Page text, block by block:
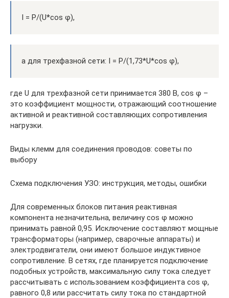
I = P/(U*cos φ),
а для трехфазной сети: I = P/(1,73*U*cos φ),
где U для трехфазной сети принимается 380 В, cos φ –
это коэффициент мощности, отражающий соотношение
активной и реактивной составляющих сопротивления
нагрузки.
Виды клемм для соединения проводов: советы по
выбору
Схема подключения УЗО: инструкция, методы, ошибки
Для современных блоков питания реактивная
компонента незначительна, величину cos φ можно
принимать равной 0,95. Исключение составляют мощные
трансформаторы (например, сварочные аппараты) и
электродвигатели, они имеют большое индуктивное
сопротивление. В сетях, где планируется подключение
подобных устройств, максимальную силу тока следует
рассчитывать с использованием коэффициента cos φ,
равного 0,8 или рассчитать силу тока по стандартной